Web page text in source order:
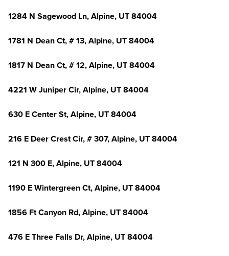
1284 N Sagewood Ln, Alpine, UT 84004
1781 N Dean Ct, # 13, Alpine, UT 84004
1817 N Dean Ct, # 12, Alpine, UT 84004
4221 W Juniper Cir, Alpine, UT 84004
630 E Center St, Alpine, UT 84004
216 E Deer Crest Cir, # 307, Alpine, UT 84004
121 N 300 E, Alpine, UT 84004
1190 E Wintergreen Ct, Alpine, UT 84004
1856 Ft Canyon Rd, Alpine, UT 84004
476 E Three Falls Dr, Alpine, UT 84004